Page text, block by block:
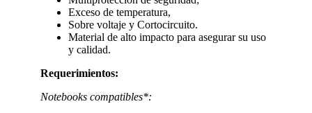
Exceso de temperatura,
Sobre voltaje y Cortocircuito.
Material de alto impacto para asegurar su uso
y calidad.
Requerimientos:
Notebooks compatibles*: